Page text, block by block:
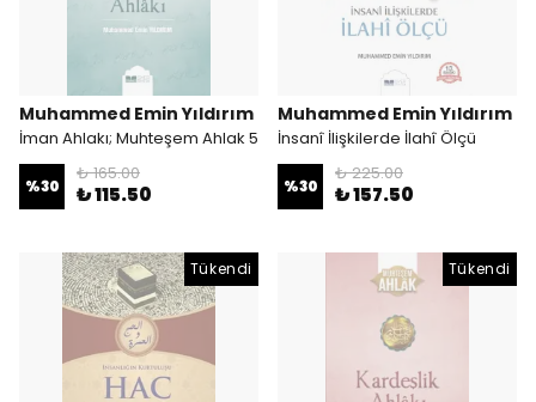
Muhammed Emin Yıldırım
İman Ahlakı; Muhteşem Ahlak 5
%30
₺ 165.00
₺ 115.50
Muhammed Emin Yıldırım
İnsanî İlişkilerde İlahî Ölçü
%30
₺ 225.00
₺ 157.50
Tükendi Tükendi